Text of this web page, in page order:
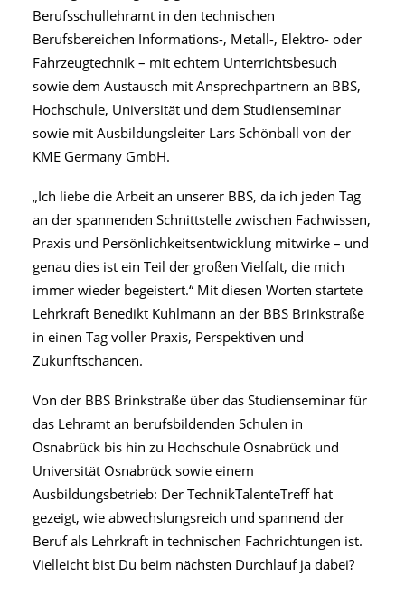
Berufsschullehramt in den technischen
Berufsbereichen Informations-, Metall-, Elektro- oder
Fahrzeugtechnik – mit echtem Unterrichtsbesuch
sowie dem Austausch mit Ansprechpartnern an BBS,
Hochschule, Universität und dem Studienseminar
sowie mit Ausbildungsleiter Lars Schönball von der
KME Germany GmbH.
„Ich liebe die Arbeit an unserer BBS, da ich jeden Tag
an der spannenden Schnittstelle zwischen Fachwissen,
Praxis und Persönlichkeitsentwicklung mitwirke – und
genau dies ist ein Teil der großen Vielfalt, die mich
immer wieder begeistert.“ Mit diesen Worten startete
Lehrkraft Benedikt Kuhlmann an der BBS Brinkstraße
in einen Tag voller Praxis, Perspektiven und
Zukunftschancen.
Von der BBS Brinkstraße über das Studienseminar für
das Lehramt an berufsbildenden Schulen in
Osnabrück bis hin zu Hochschule Osnabrück und
Universität Osnabrück sowie einem
Ausbildungsbetrieb: Der TechnikTalenteTreff hat
gezeigt, wie abwechslungsreich und spannend der
Beruf als Lehrkraft in technischen Fachrichtungen ist.
Vielleicht bist Du beim nächsten Durchlauf ja dabei?